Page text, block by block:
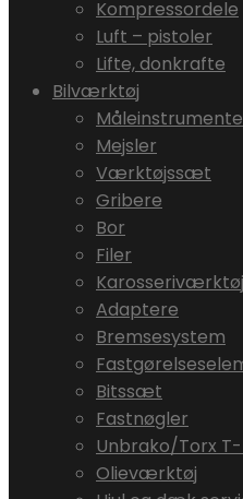
Kompressordele
Luft – pistoler
Lifte, donkrafte
Bilværktøj
Mejsler
Værktøjssæt
Gribere
Bor
Filer
Karosseriværktøj
Adaptere
Bremsesystem
Bitssæt
Fastnøgler
Unbrako/Torx
Olieværktøj